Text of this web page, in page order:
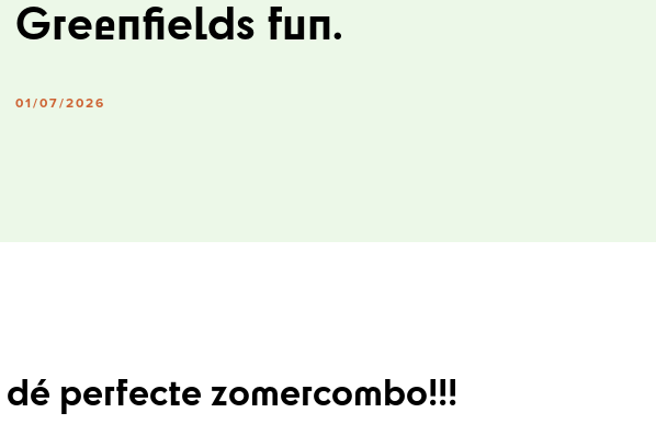
Greenfields fun.
01/07/2026
perfecte zomercombo!!!